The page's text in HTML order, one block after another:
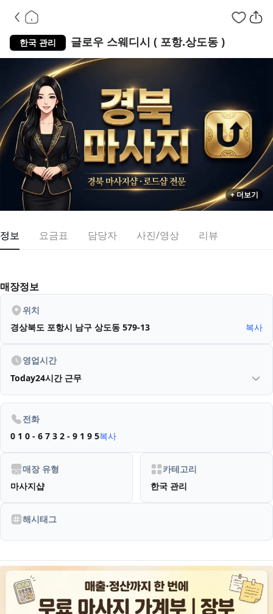
한국 관리 글로우 스웨디시 ( 포항.상도동 )경북 남
+ 더보기
정보 요금표 담당자 사진/영상 리뷰
매장정보
위치
경상북도 포항시 남구 상도동 579-13
복사
영업시간
Today24시간 근무
전화
0 1 0 - 6 7 3 2 - 9 1 9 5복사
매장 유형
마사지샵
카테고리
한국 관리
해시태그